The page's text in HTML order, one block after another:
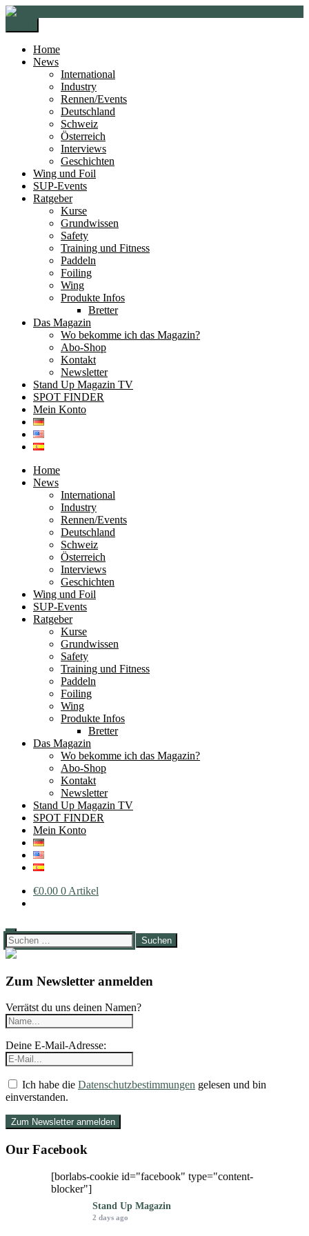
Zur
Navigation
springen
Zum
springen
Home
News
International
Industry
Rennen/Events
Deutschland
Schweiz
Österreich
Interviews
Geschichten
Wing und Foil
SUP-Events
Ratgeber
Kurse
Grundwissen
Safety
Training und Fitness
Paddeln
Foiling
Wing
Produkte Infos
Bretter
Das Magazin
Wo bekomme ich das Magazin?
Abo-Shop
Kontakt
Newsletter
Stand Up Magazin TV
SPOT FINDER
Mein Konto
Home
News
International
Industry
Rennen/Events
Deutschland
Schweiz
Österreich
Interviews
Geschichten
Wing und Foil
SUP-Events
Ratgeber
Kurse
Grundwissen
Safety
Training und Fitness
Paddeln
Foiling
Wing
Produkte Infos
Bretter
Das Magazin
Wo bekomme ich das Magazin?
Abo-Shop
Kontakt
Newsletter
Stand Up Magazin TV
SPOT FINDER
Mein Konto
€0.00 0 Artikel
Suchen
nach:
Zum Newsletter anmelden
Verrätst du uns deinen Namen?
Deine E-Mail-Adresse:
Ich habe die Datenschutzbestimmungen gelesen und bin
einverstanden.
Our Facebook
[borlabs-cookie id="facebook" type="content-
blocker"]
Stand Up Magazin
2 days ago